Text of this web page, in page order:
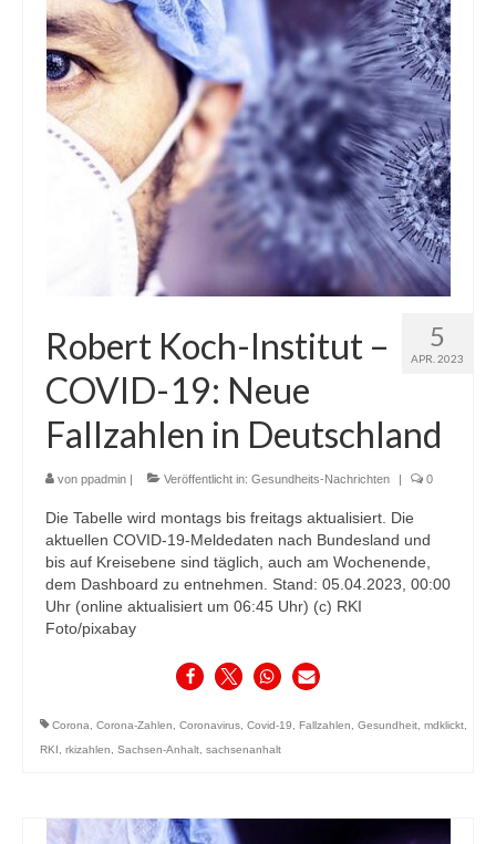
5
APR. 2023
Robert Koch-Institut –
COVID-19: Neue
Fallzahlen in Deutschland
von ppadmin Veröffentlicht in: Gesundheits-Nachrichten 0
Die Tabelle wird montags bis freitags aktualisiert. Die
aktuellen COVID-19-Meldedaten nach Bundesland und
bis auf Kreisebene sind täglich, auch am Wochenende,
dem Dashboard zu entnehmen. Stand: 05.04.2023, 00:00
Uhr (online aktualisiert um 06:45 Uhr) (c) RKI
Foto/pixabay
Corona, Corona-Zahlen, Coronavirus, Covid-19, Fallzahlen, Gesundheit, mdklickt,
RKI , rkizahlen, Sachsen-Anhalt, sachsenanhalt